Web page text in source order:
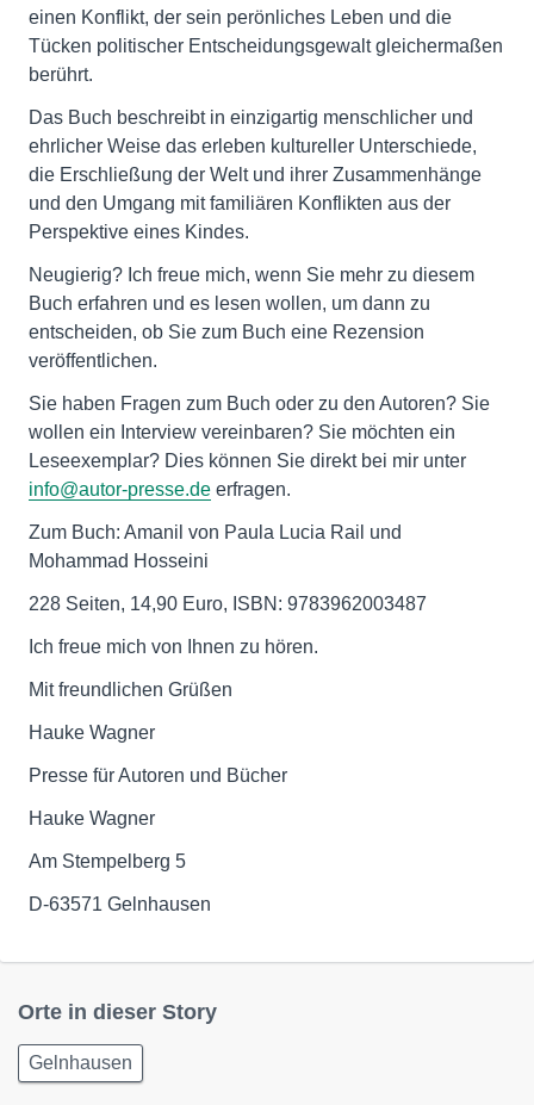
einen Konflikt, der sein perönliches Leben und die
Tücken politischer Entscheidungsgewalt gleichermaßen
berührt.
Das Buch beschreibt in einzigartig menschlicher und
ehrlicher Weise das erleben kultureller Unterschiede,
die Erschließung der Welt und ihrer Zusammenhänge
und den Umgang mit familiären Konflikten aus der
Perspektive eines Kindes.
Neugierig? Ich freue mich, wenn Sie mehr zu diesem
Buch erfahren und es lesen wollen, um dann zu
entscheiden, ob Sie zum Buch eine Rezension
veröffentlichen.
Sie haben Fragen zum Buch oder zu den Autoren? Sie
wollen ein Interview vereinbaren? Sie möchten ein
Leseexemplar? Dies können Sie direkt bei mir unter
info@autor-presse.de erfragen.
Zum Buch: Amanil von Paula Lucia Rail und
Mohammad Hosseini
228 Seiten, 14,90 Euro, ISBN: 9783962003487
Ich freue mich von Ihnen zu hören.
Mit freundlichen Grüßen
Hauke Wagner
Presse für Autoren und Bücher
Hauke Wagner
Am Stempelberg 5
D-63571 Gelnhausen
Orte in dieser Story
Gelnhausen